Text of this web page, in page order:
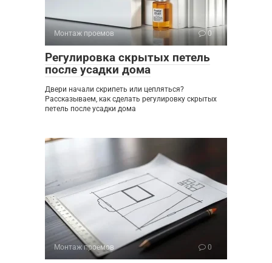
Монтаж проемов 0
Регулировка скрытых петель
после усадки дома
Двери начали скрипеть или цепляться?
Рассказываем, как сделать регулировку скрытых
петель после усадки дома
Монтаж проемов 0